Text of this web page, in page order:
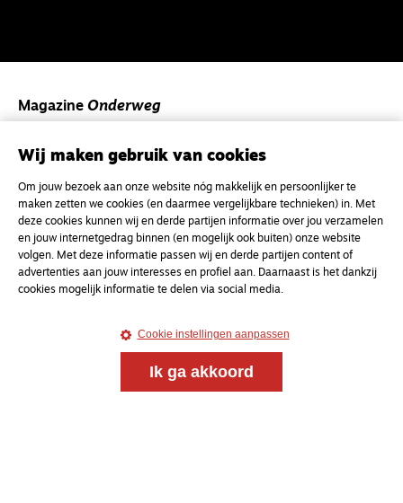
Magazine Onderweg
en gesprek voor christenen onderweg, in het bijzonder
voor de Nederlandse Gereformeerde Kerken.
MagazineOnderweg
Kvk-nummer 33277063
NL46 INGB 0117 5827 86
info@onderwegonline.nl
Wij maken gebruik van cookies
Om jouw bezoek aan onze website nóg makkelijk en persoonlijker te
maken zetten we cookies (en daarmee vergelijkbare technieken) in. Met
deze cookies kunnen wij en derde partijen informatie over jou verzamelen
en jouw internetgedrag binnen (en mogelijk ook buiten) onze website
volgen. Met deze informatie passen wij en derde partijen content of
advertenties aan jouw interesses en profiel aan. Daarnaast is het dankzij
cookies mogelijk informatie te delen via social media.
Cookie instellingen aanpassen
Ik ga akkoord